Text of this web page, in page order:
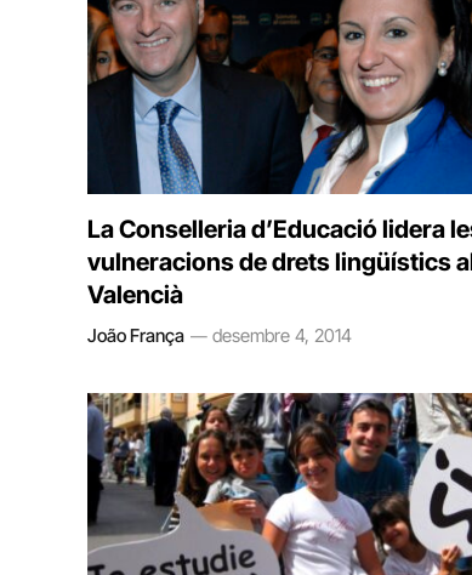
La Conselleria d’Educació lidera
vulneracions de drets lingüístics
Valencià
João França desembre 4, 2014